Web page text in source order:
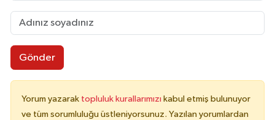
Gönder
Yorum yazarak topluluk kurallarımızı kabul etmiş bulunuyor
ve tüm sorumluluğu üstleniyorsunuz. Yazılan yorumlardan